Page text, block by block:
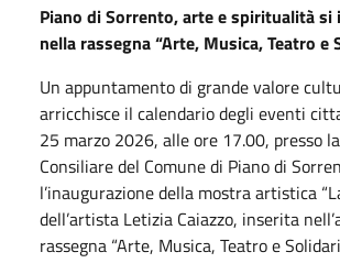
Piano di Sorrento, arte e spiritualità si
nella rassegna “Arte, Musica, Teatro e
Un appuntamento di grande valore
arricchisce il calendario degli eventi
25 marzo 2026, alle ore 17.00, presso
Consiliare del Comune di Piano di
l’inaugurazione della mostra artistica
dell’artista Letizia Caiazzo, inserita
rassegna “Arte, Musica, Teatro e